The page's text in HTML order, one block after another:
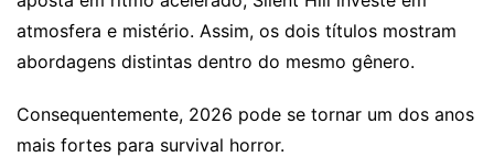
atmosfera e mistério. Assim, os dois títulos mostram
abordagens distintas dentro do mesmo gênero.
Consequentemente, 2026 pode se tornar um dos anos
mais fortes para survival horror.